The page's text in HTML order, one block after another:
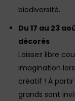
biodiversité.
Du 17 au 23
décorés
Laissez libre
imagination
créatif ! À
grands sont